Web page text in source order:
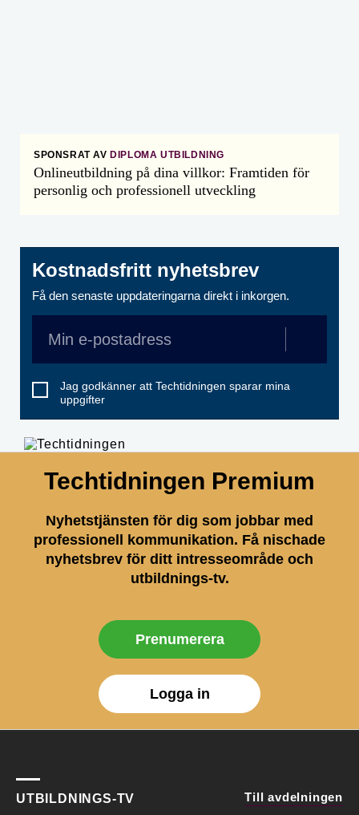
SPONSRAT AV DIPLOMA UTBILDNING
Onlineutbildning på dina villkor: Framtiden för
personlig och professionell utveckling
Kostnadsfritt nyhetsbrev
Få den senaste uppdateringarna direkt i inkorgen.
Jag godkänner att Techtidningen sparar mina
uppgifter
Techtidningen Premium
Nyhetstjänsten för dig som jobbar med
professionell kommunikation. Få nischade
nyhetsbrev för ditt intresseområde och
utbildnings-tv.
Prenumerera
Logga in
UTBILDNINGS-TV Till avdelningen